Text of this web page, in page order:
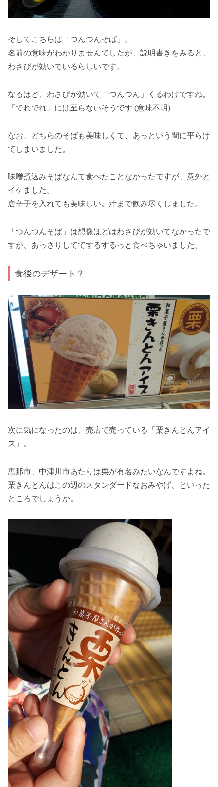
そしてこちらは「つんつんそば」。
名前の意味がわかりませんでしたが、説明書きをみると、
わさびが効いているらしいです。
なるほど、わさびが効いて「つんつん」くるわけですね。
「でれでれ」には至らないそうです (意味不明)
なお、どちらのそばも美味しくて、あっという間に平らげ
てしまいました。
味噌煮込みそばなんて食べたことなかったですが、意外と
イケました。
唐辛子を入れても美味しい。汁まで飲み尽くしました。
「つんつんそば」は想像ほどはわさびが効いてなかったで
すが、あっさりしててするするっと食べちゃいました。
食後のデザート？
次に気になったのは、売店で売っている「栗きんとんアイ
ス」。
恵那市、中津川市あたりは栗が有名みたいなんですよね。
栗きんとんはこの辺のスタンダードなおみやげ、といった
ところでしょうか。